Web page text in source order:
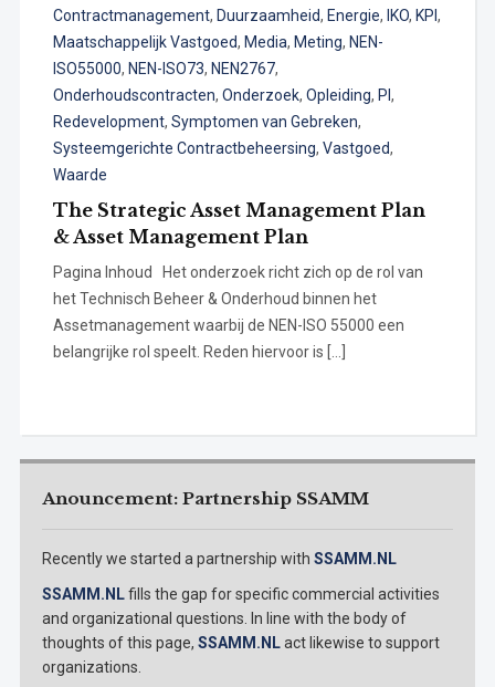
Anouncement: Partnership SSAMM
Recently we started a partnership with SSAMM.NL
SSAMM.NLfills the gap for specific commercial activities
and organizational questions. In line with the body of
thoughts of this page, SSAMM.NLact likewise to support
organizations.
Contractmanagement, Duurzaamheid, Energie, IKO, KPI ,
Maatschappelijk Vastgoed, Media, Meting, NEN-
ISO55000, NEN-ISO73, NEN2767,
Onderhoudscontracten, Onderzoek, Opleiding, PI ,
Redevelopment, Symptomen van Gebreken,
Systeemgerichte Contractbeheersing, Vastgoed,
Waarde
The Strategic Asset Management Plan
& Asset Management Plan
Pagina Inhoud Het onderzoek richt zich op de rol van
het Technisch Beheer & Onderhoud binnen het
Assetmanagement waarbij de NEN-ISO 55000 een
belangrijke rol speelt. Reden hiervoor is […]